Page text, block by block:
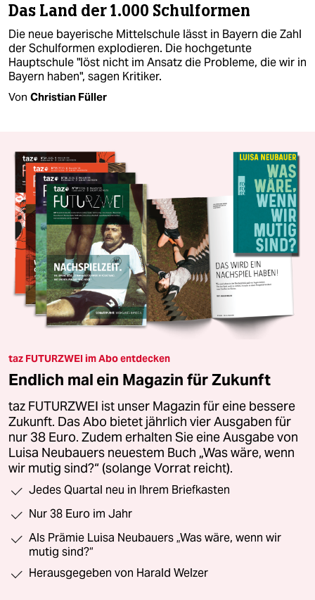
Das Land der 1.000 Schulformen
Die neue bayerische Mittelschule lässt in Bayern die Zahl
der Schulformen explodieren. Die hochgetunte
Hauptschule "löst nicht im Ansatz die Probleme, die wir in
Bayern haben", sagen Kritiker.
Von Christian Füller
taz FUTURZWEI im Abo entdecken
Endlich mal ein Magazin für Zukunft
taz FUTURZWEI ist unser Magazin für eine bessere
Zukunft. Das Abo bietet jährlich vier Ausgaben für
nur 38 Euro. Zudem erhalten Sie eine Ausgabe von
Luisa Neubauers neuestem Buch „Was wäre, wenn
wir mutig sind?“ (solange Vorrat reicht).
Jedes Quartal neu in Ihrem Briefkasten
Nur 38 Euro im Jahr
Als Prämie Luisa Neubauers „Was wäre, wenn wir
mutig sind?“
Herausgegeben von Harald Welzer